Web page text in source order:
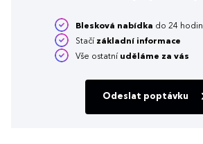
Blesková nabídka do 24 hodin
Stačí základní informace
Vše ostatní uděláme za vás
Odeslat poptávku